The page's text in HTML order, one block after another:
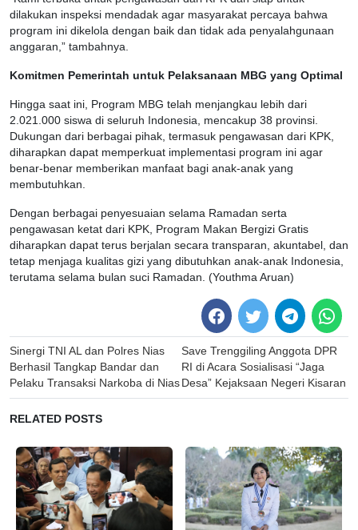
dilakukan inspeksi mendadak agar masyarakat percaya bahwa
program ini dikelola dengan baik dan tidak ada penyalahgunaan
anggaran,” tambahnya.
Komitmen Pemerintah untuk Pelaksanaan MBG yang Optimal
Hingga saat ini, Program MBG telah menjangkau lebih dari
2.021.000 siswa di seluruh Indonesia, mencakup 38 provinsi.
Dukungan dari berbagai pihak, termasuk pengawasan dari KPK,
diharapkan dapat memperkuat implementasi program ini agar
benar-benar memberikan manfaat bagi anak-anak yang
membutuhkan.
Dengan berbagai penyesuaian selama Ramadan serta
pengawasan ketat dari KPK, Program Makan Bergizi Gratis
diharapkan dapat terus berjalan secara transparan, akuntabel, dan
tetap menjaga kualitas gizi yang dibutuhkan anak-anak Indonesia,
terutama selama bulan suci Ramadan. (Youthma Aruan)
Post
navigation
Sinergi TNI AL dan Polres Nias
Berhasil Tangkap Bandar dan
Pelaku Transaksi Narkoba di Nias
Save Trenggiling Anggota DPR
RI di Acara Sosialisasi “Jaga
Desa” Kejaksaan Negeri Kisaran
RELATED POSTS